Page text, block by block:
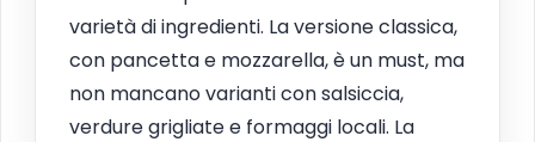
varietà di ingredienti. La versione classica,
con pancetta e mozzarella, è un must, ma
non mancano varianti con salsiccia,
verdure grigliate e formaggi locali. La